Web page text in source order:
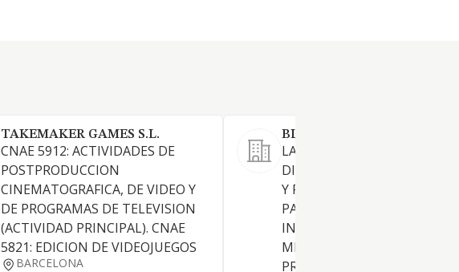
TAKEMAKER GAMES S.L.
CNAE 5912: ACTIVIDADES DE
POSTPRODUCCION
CINEMATOGRAFICA, DE VIDEO Y
DE PROGRAMAS DE TELEVISION
(ACTIVIDAD PRINCIPAL). CNAE
5821: EDICION DE VIDEOJUEGOS
BARCELONA
BLAUTER PRODUCCIONS
LA PRODUCCION,
DISTRIBUCION DE
Y PROGRAMAS
PARA RADIO, TELEVISION,
INTERNET, O CUALQUIER
MEDIO DE DIFUSION,
PRODUCCIONES PROPIAS